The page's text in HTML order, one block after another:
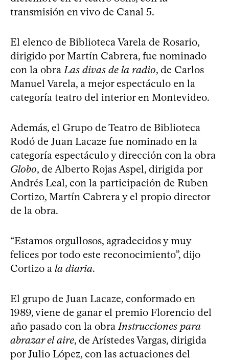
transmisión en vivo de Canal 5.
El elenco de Biblioteca Varela de Rosario,
dirigido por Martín Cabrera, fue nominado
con la obraLas divas de la radio, de Carlos
Manuel Varela, a mejor espectáculo en la
categoría teatro del interior en Montevideo.
Además, el Grupo de Teatro de Biblioteca
Rodó de Juan Lacaze fue nominado en la
categoría espectáculo y dirección con la obra
Globo, de Alberto Rojas Aspel, dirigida por
Andrés Leal, con la participación de Ruben
Cortizo, Martín Cabrera y el propio director
de la obra.
“Estamos orgullosos, agradecidos y muy
felices por todo este reconocimiento”, dijo
Cortizo a la diaria.
El grupo de Juan Lacaze, conformado en
1989, viene de ganar el premio Florencio del
año pasado con la obraInstrucciones para
abrazar el aire, de Arístedes Vargas, dirigida
por Julio López, con las actuaciones del